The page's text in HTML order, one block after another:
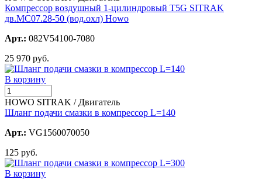
Компрессор воздушный 1-цилиндровый T5G SITRAK
дв.MC07.28-50 (вод.охл) Howo
Арт.: 082V54100-7080
25 970 руб.
В корзину
HOWO SITRAK / Двигатель
Шланг подачи смазки в компрессор L=140
Арт.: VG1560070050
125 руб.
В корзину